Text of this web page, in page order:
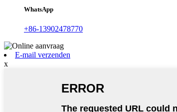
WhatsApp
+86-13902478770
E-mail verzenden
x